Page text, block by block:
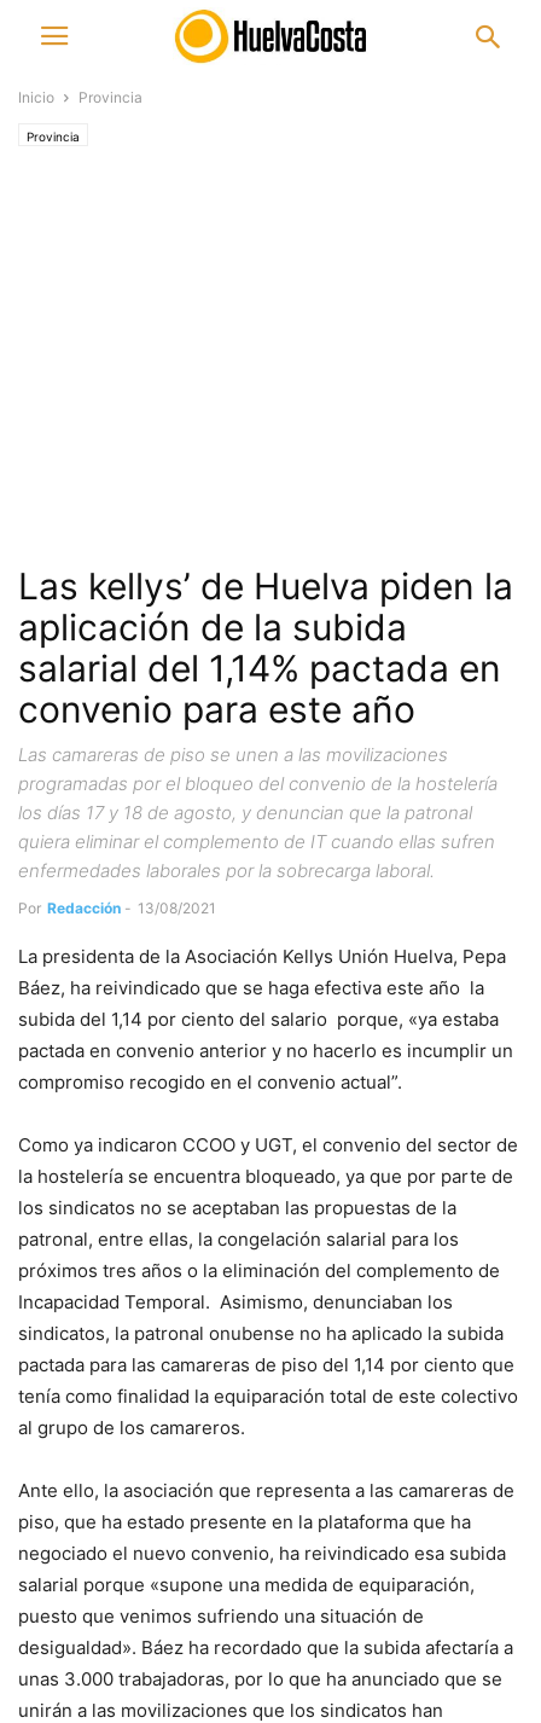
Inicio Provincia
Provincia
Las kellys’ de Huelva piden la
aplicación de la subida
salarial del 1,14% pactada en
convenio para este año
Las camareras de piso se unen a las movilizaciones
programadas por el bloqueo del convenio de la hostelería
los días 17 y 18 de agosto, y denuncian que la patronal
quiera eliminar el complemento de IT cuando ellas sufren
enfermedades laborales por la sobrecarga laboral.
Por Redacción - 13/08/2021
La presidenta de la Asociación Kellys Unión Huelva, Pepa
Báez, ha reivindicado que se haga efectiva este año la
subida del 1,14 por ciento del salario porque, «ya estaba
pactada en convenio anterior y no hacerlo es incumplir un
compromiso recogido en el convenio actual”.
Como ya indicaron CCOO y UGT, el convenio del sector de
la hostelería se encuentra bloqueado, ya que por parte de
los sindicatos no se aceptaban las propuestas de la
patronal, entre ellas, la congelación salarial para los
próximos tres años o la eliminación del complemento de
Incapacidad Temporal. Asimismo, denunciaban los
sindicatos, la patronal onubense no ha aplicado la subida
pactada para las camareras de piso del 1,14 por ciento que
tenía como finalidad la equiparación total de este colectivo
al grupo de los camareros.
Ante ello, la asociación que representa a las camareras de
piso, que ha estado presente en la plataforma que ha
negociado el nuevo convenio, ha reivindicado esa subida
salarial porque «supone una medida de equiparación,
puesto que venimos sufriendo una situación de
desigualdad». Báez ha recordado que la subida afectaría a
unas 3.000 trabajadoras, por lo que ha anunciado que se
unirán a las movilizaciones que los sindicatos han